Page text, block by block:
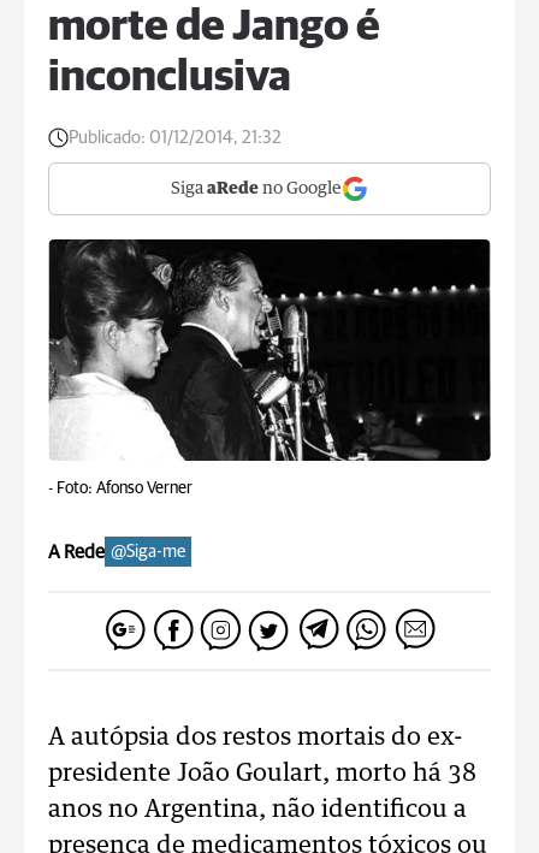
morte de Jango é
inconclusiva
Publicado: 01/12/2014, 21:32
Siga aRede no Google
- Foto: Afonso Verner
A Rede @Siga-me
A autópsia dos restos mortais do ex-
presidente João Goulart, morto há 38
anos no Argentina, não identificou a
presença de medicamentos tóxicos ou